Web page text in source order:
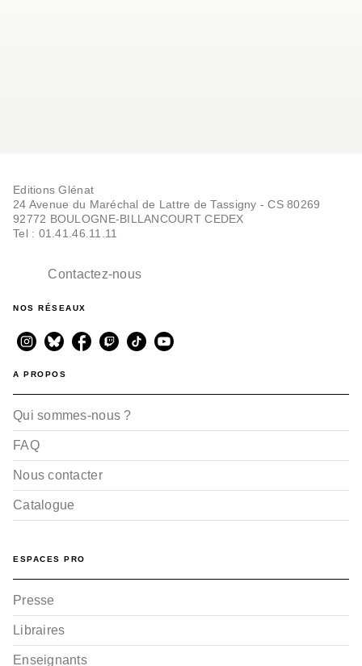
Editions Glénat
24 Avenue du Maréchal de Lattre de Tassigny - CS 80269
92772 BOULOGNE-BILLANCOURT CEDEX
Tel : 01.41.46.11.11
Contactez-nous
NOS RÉSEAUX
A PROPOS
Qui sommes-nous ?
FAQ
Nous contacter
Catalogue
ESPACES PRO
Presse
Libraires
Enseignants